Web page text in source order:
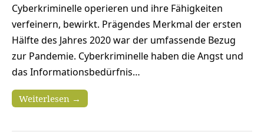
Cyberkriminelle operieren und ihre Fähigkeiten
verfeinern, bewirkt. Prägendes Merkmal der ersten
Hälfte des Jahres 2020 war der umfassende Bezug
zur Pandemie. Cyberkriminelle haben die Angst und
das Informationsbedürfnis…
Weiterlesen →